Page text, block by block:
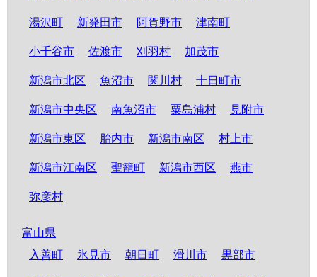
湯沢町 新発田市 阿賀野市 津南町
小千谷市 佐渡市 刈羽村 加茂市
新潟市北区 魚沼市 関川村 十日町市
新潟市中央区 南魚沼市 粟島浦村 見附市
新潟市東区 胎内市 新潟市南区 村上市
新潟市江南区 聖籠町 新潟市西区 燕市
弥彦村
富山県
入善町
氷見市 朝日町 滑川市 黒部市